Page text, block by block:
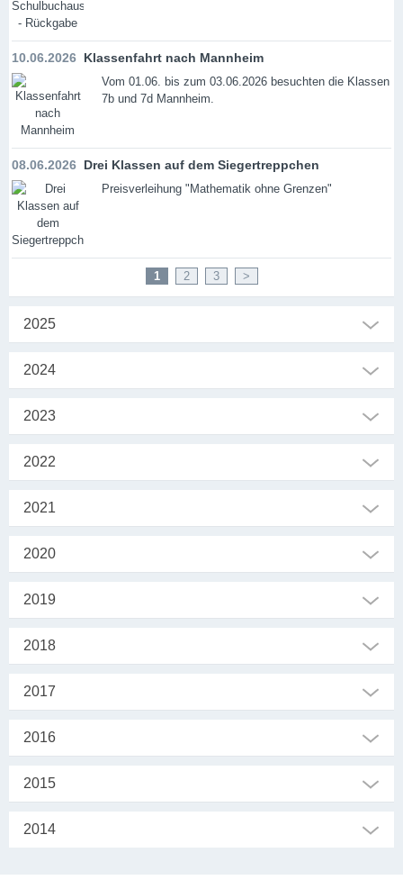
10.06.2026 Klassenfahrt nach Mannheim
Vom 01.06. bis zum 03.06.2026 besuchten die Klassen
7b und 7d Mannheim.
08.06.2026 Drei Klassen auf dem Siegertreppchen
Preisverleihung "Mathematik ohne Grenzen"
1 2 3 >
2025
2024
2023
2022
2021
2020
2019
2018
2017
2016
2015
2014